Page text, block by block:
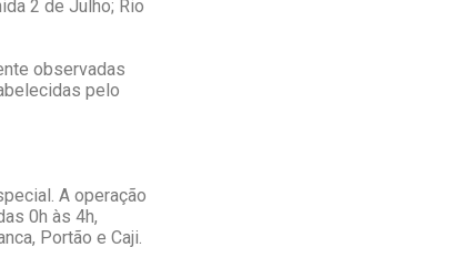
2 de Julho; Rio
observadas
pelo
A operação
0h às 4h,
Portão e Caji.